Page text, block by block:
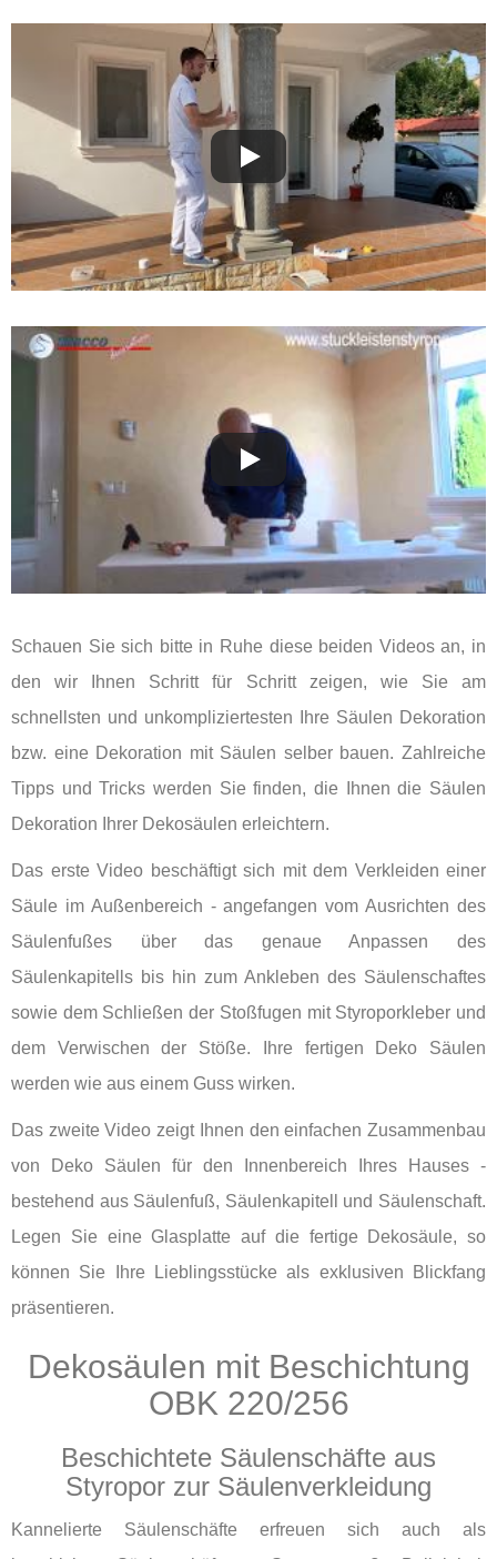
Schauen Sie sich bitte in Ruhe diese beiden Videos an, in
den wir Ihnen Schritt für Schritt zeigen, wie Sie am
schnellsten und unkompliziertesten Ihre Säulen Dekoration
bzw. eine Dekoration mit Säulen selber bauen. Zahlreiche
Tipps und Tricks werden Sie finden, die Ihnen die Säulen
Dekoration Ihrer Dekosäulen erleichtern.
Das erste Video beschäftigt sich mit dem Verkleiden einer
Säule im Außenbereich - angefangen vom Ausrichten des
Säulenfußes über das genaue Anpassen des
Säulenkapitells bis hin zum Ankleben des Säulenschaftes
sowie dem Schließen der Stoßfugen mit Styroporkleber und
dem Verwischen der Stöße. Ihre fertigen Deko Säulen
werden wie aus einem Guss wirken.
Das zweite Video zeigt Ihnen den einfachen Zusammenbau
von Deko Säulen für den Innenbereich Ihres Hauses -
bestehend aus Säulenfuß, Säulenkapitell und Säulenschaft.
Legen Sie eine Glasplatte auf die fertige Dekosäule, so
können Sie Ihre Lieblingsstücke als exklusiven Blickfang
präsentieren.
Dekosäulen mit Beschichtung
OBK 220/256
Beschichtete Säulenschäfte aus
Styropor zur Säulenverkleidung
Kannelierte Säulenschäfte erfreuen sich auch als